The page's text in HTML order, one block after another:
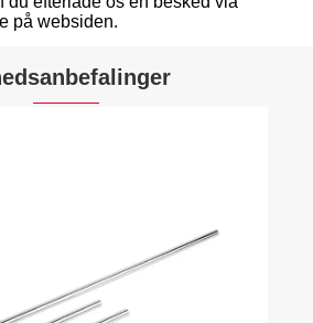
på websiden.